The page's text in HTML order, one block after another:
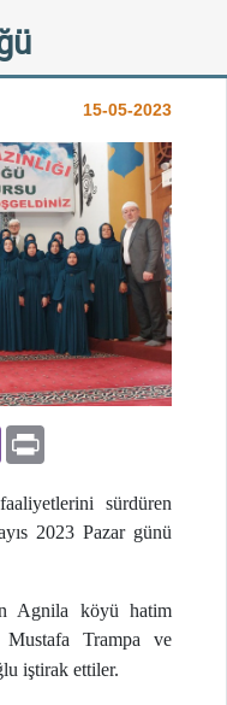
HATİM
15-05-2023
Viber
sürdüren
2023 Pazar günü
Agnila köyü hatim
Trampa ve
iştirak ettiler.